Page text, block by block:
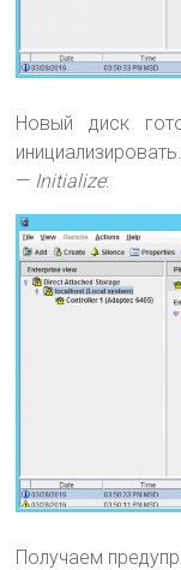
Новый диск
— Initialize:
Получаем